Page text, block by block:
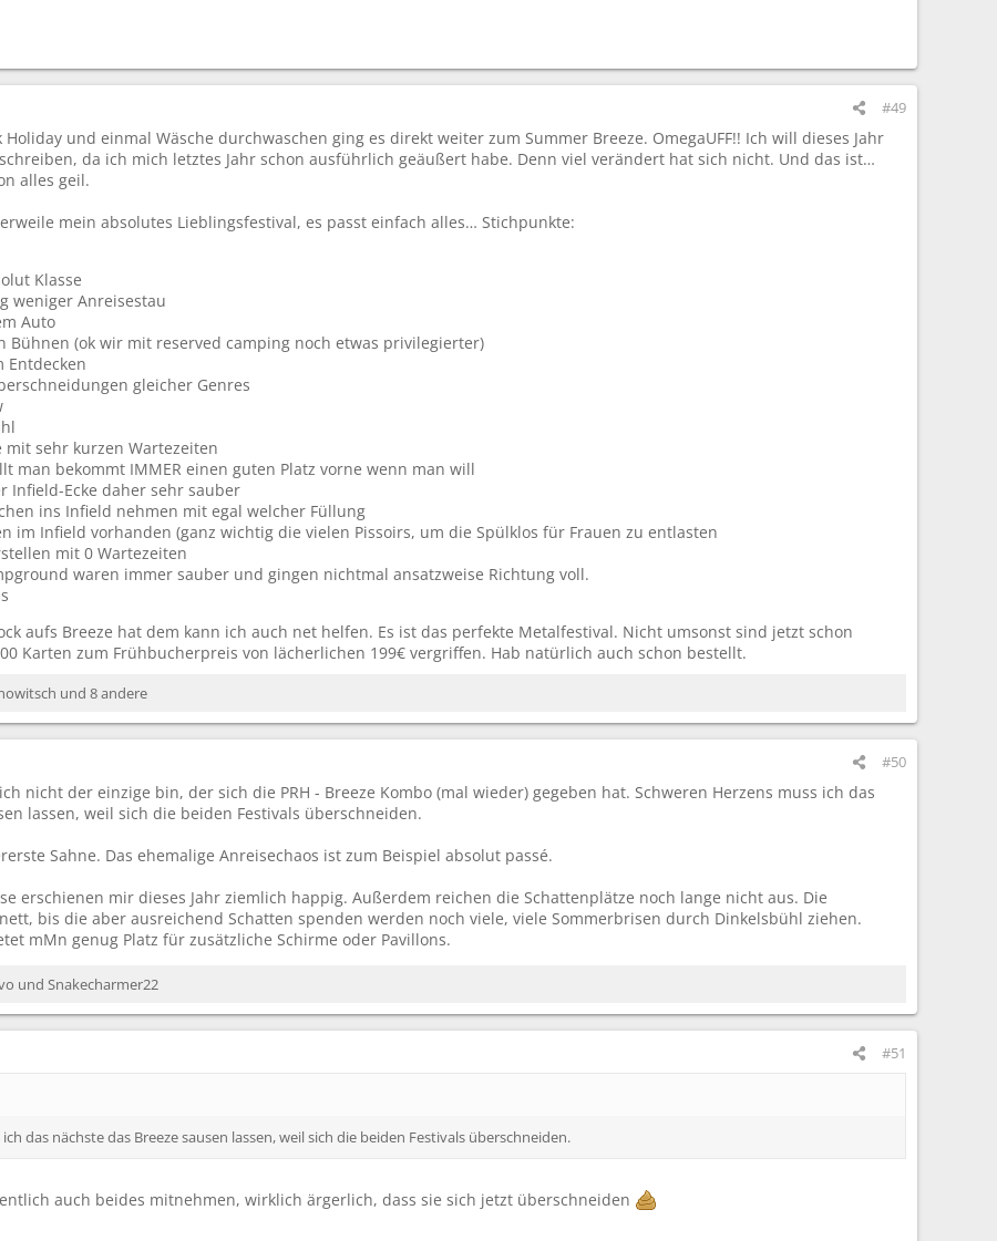
#49
Holiday und einmal Wäsche durchwaschen ging es direkt weiter zum Summer Breeze. OmegaUFF!! Ich will dieses Jahr
da ich mich letztes Jahr schon ausführlich geäußert habe. Denn viel verändert hat sich nicht. Und das ist…
alles geil.
mein absolutes Lieblingsfestival, es passt einfach alles… Stichpunkte:
Klasse
weniger Anreisestau
Auto
Bühnen (ok wir mit reserved camping noch etwas privilegierter)
Entdecken
gleicher Genres
mit sehr kurzen Wartezeiten
man bekommt IMMER einen guten Platz vorne wenn man will
Infield-Ecke daher sehr sauber
ins Infield nehmen mit egal welcher Füllung
im Infield vorhanden (ganz wichtig die vielen Pissoirs, um die Spülklos für Frauen zu entlasten
mit 0 Wartezeiten
waren immer sauber und gingen nichtmal ansatzweise Richtung voll.
aufs Breeze hat dem kann ich auch net helfen. Es ist das perfekte Metalfestival. Nicht umsonst sind jetzt schon
Karten zum Frühbucherpreis von lächerlichen 199€ vergriffen. Hab natürlich auch schon bestellt.
und 8 andere
#50
nicht der einzige bin, der sich die PRH - Breeze Kombo (mal wieder) gegeben hat. Schweren Herzens muss ich das
lassen, weil sich die beiden Festivals überschneiden.
Sahne. Das ehemalige Anreisechaos ist zum Beispiel absolut passé.
erschienen mir dieses Jahr ziemlich happig. Außerdem reichen die Schattenplätze noch lange nicht aus. Die
bis die aber ausreichend Schatten spenden werden noch viele, viele Sommerbrisen durch Dinkelsbühl ziehen.
mMn genug Platz für zusätzliche Schirme oder Pavillons.
und Snakecharmer22
#51
das nächste das Breeze sausen lassen, weil sich die beiden Festivals überschneiden.
auch beides mitnehmen, wirklich ärgerlich, dass sie sich jetzt überschneiden